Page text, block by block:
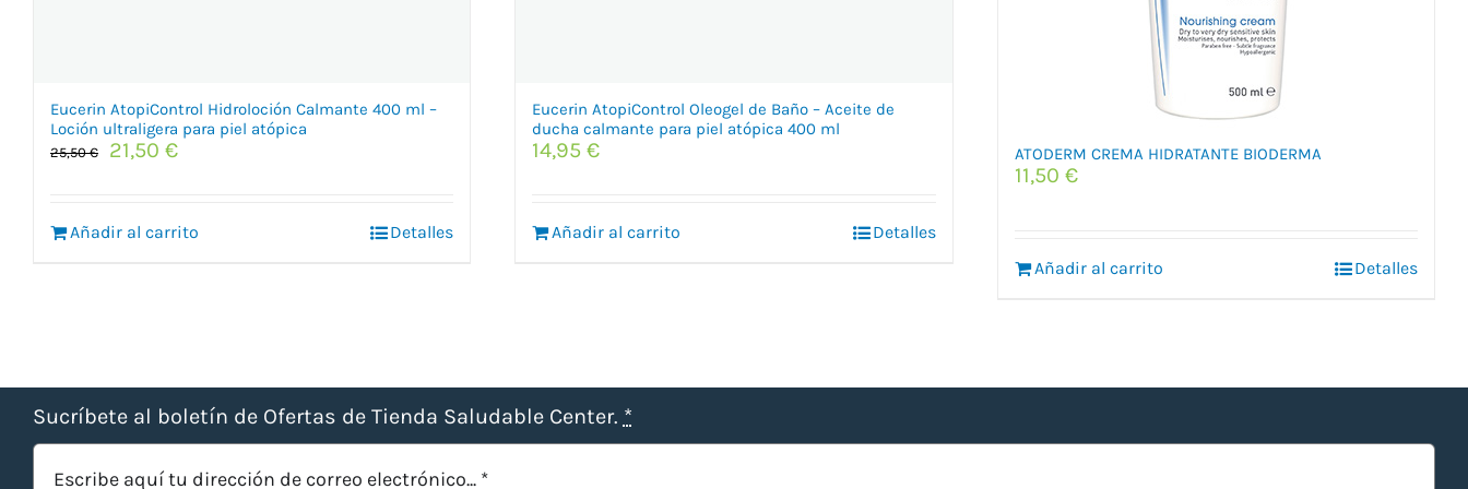
Eucerin AtopiControl Hidroloción Calmante 400 ml –
Loción ultraligera para piel atópica
25,50€
El
era:
25,50 €.
21,50 €El
es:
21,50 €.
Añadir al carrito Detalles
Eucerin AtopiControl Oleogel de Baño – Aceite de
ducha calmante para piel atópica 400 ml
14,95€
Añadir al carrito Detalles
ATODERM CREMA HIDRATANTE BIODERMA
11,50 €
Añadir al carrito Detalles
Sucríbete al boletín de Ofertas de Tienda Saludable Center. *